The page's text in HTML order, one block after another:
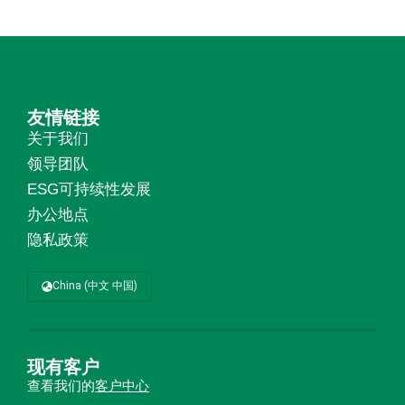
友情链接
关于我们
领导团队
ESG可持续性发展
办公地点
隐私政策
China (中文 中国)
现有客户
查看我们的客户中心